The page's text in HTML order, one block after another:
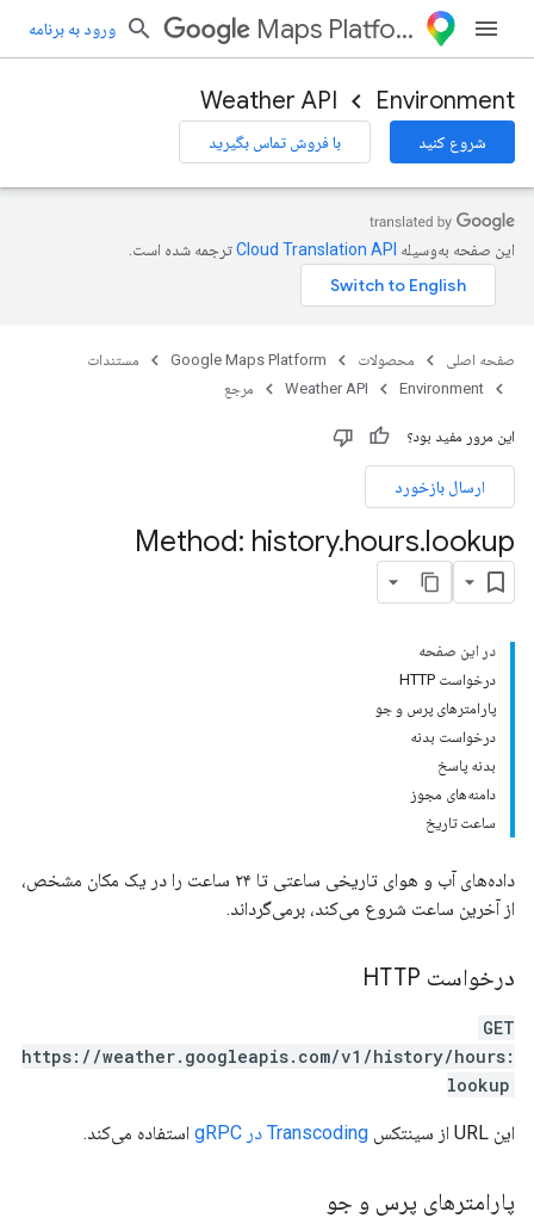
Maps Platform ورود به برنامه
Environment
Weather API
شروع کنید با فروش تماس بگیرید
این صفحه به‌وسیله ترجمه شده است.
صفحه اصلی محصولات Google Maps Platform
مستندات
Environment
Weather API مرجع
این مرور مفید بود؟
ارسال بازخورد
Method: history.hours.lookup
در این صفحه
درخواست HTTP
پارامترهای پرس و جو
درخواست بدنه
بدنه پاسخ
دامنه‌های مجوز
ساعت تاریخ
داده‌های آب و هوای تاریخی ساعتی تا ۲۴ ساعت را در یک مکان مشخص،
از آخرین ساعت شروع می‌کند، برمی‌گرداند.
درخواست HTTP
GET
https://weather.googleapis.com/v1/history/hours:
lookup
این URL از سینتکس Transcoding در gRPC استفاده می‌کند.
پارامترهای پرس و جو